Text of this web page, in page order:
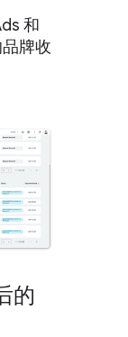
和
牌收
的